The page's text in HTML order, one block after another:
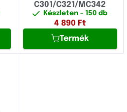
C301/C321/MC342
Készleten- 150 db
4 890 Ft
Termék